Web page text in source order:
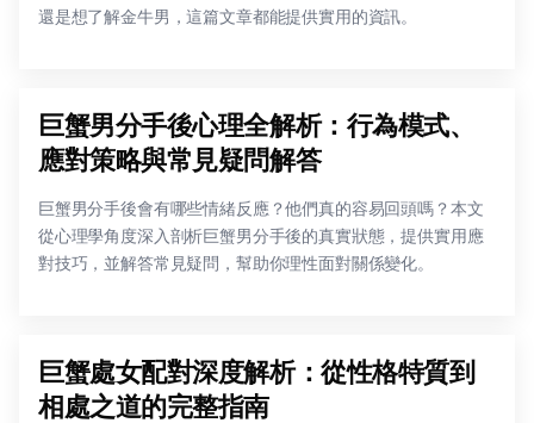
還是想了解金牛男，這篇文章都能提供實用的資訊。
巨蟹男分手後心理全解析：行為模式、
應對策略與常見疑問解答
巨蟹男分手後會有哪些情緒反應？他們真的容易回頭嗎？本文
從心理學角度深入剖析巨蟹男分手後的真實狀態，提供實用應
對技巧，並解答常見疑問，幫助你理性面對關係變化。
巨蟹處女配對深度解析：從性格特質到
相處之道的完整指南